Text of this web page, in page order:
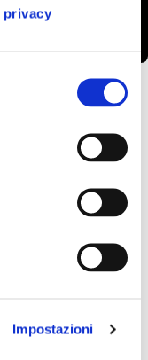
privacy
Impostazioni
Concorso di
Eleganza